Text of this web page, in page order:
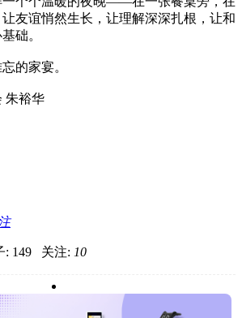
友谊悄然生长，让理解深深扎根，让和
础。
的家宴。
朱裕华
: 149 关注: 10